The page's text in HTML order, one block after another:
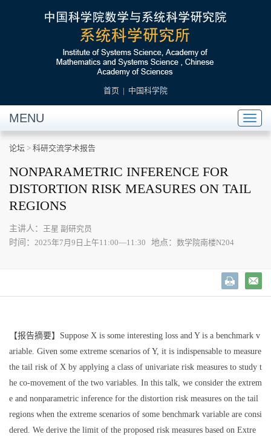
首页 | 中国科学院
MENU
论坛 > 科研交流学术报告
NONPARAMETRIC INFERENCE FOR
DISTORTION RISK MEASURES ON TAIL
REGIONS
主讲人： 王星 副研究员
时间： 2025年7月9日上午11:00—11:30 地点： 数学院南楼N204
【报告摘要】 Suppose X is some interesting loss and Y is a benchmark v
ariable. Given some extreme scenarios of Y, it is indispensable to measure
the tail risk of X by applying a class of univariate risk measures to study t
he co-movement of the two variables. In this talk, we consider the extrem
e and nonparametric inference for the distortion risk measures on the tail
regions when the extreme scenarios of some benchmark variable are consi
dered. We derive the limit of the proposed risk measures based on Extre